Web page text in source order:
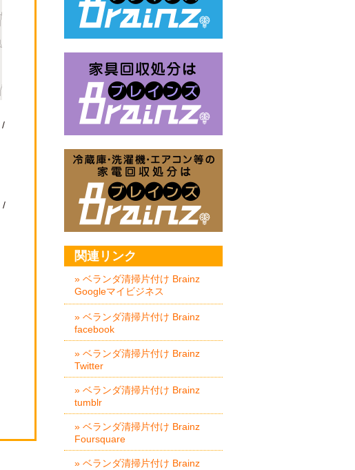
関連リンク
» ベランダ清掃片付け Brainz
Googleマイビジネス
» ベランダ清掃片付け Brainz
facebook
» ベランダ清掃片付け Brainz
Twitter
» ベランダ清掃片付け Brainz
tumblr
» ベランダ清掃片付け Brainz
Foursquare
» ベランダ清掃片付け Brainz